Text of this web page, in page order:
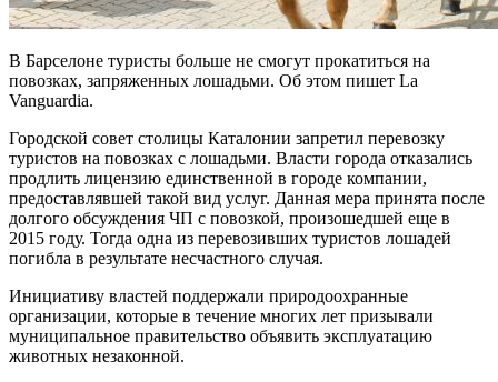
В Барселоне туристы больше не смогут прокатиться на
повозках, запряженных лошадьми. Об этом пишет La
Vanguardia.
Городской совет столицы Каталонии запретил перевозку
туристов на повозках с лошадьми. Власти города отказались
продлить лицензию единственной в городе компании,
предоставлявшей такой вид услуг. Данная мера принята после
долгого обсуждения ЧП с повозкой, произошедшей еще в
2015 году. Тогда одна из перевозивших туристов лошадей
погибла в результате несчастного случая.
Инициативу властей поддержали природоохранные
организации, которые в течение многих лет призывали
муниципальное правительство объявить эксплуатацию
животных незаконной.